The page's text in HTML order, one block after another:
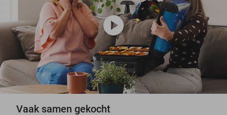
play_circle
Vaak samen gekocht